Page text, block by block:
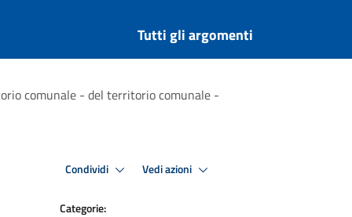
Tutti gli argomenti
comunale - del territorio comunale -
Condividi Vedi azioni
Categorie: